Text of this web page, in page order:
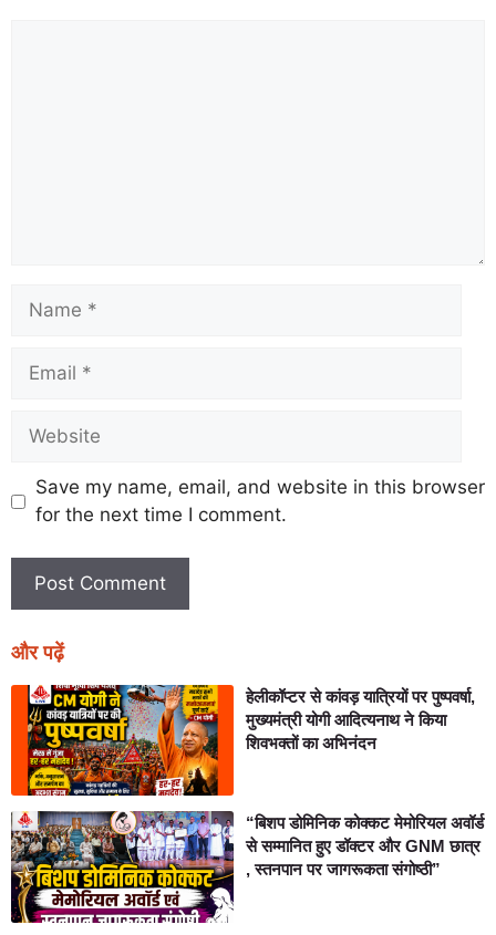
Save my name, email, and website in this browser
for the next time I comment.
और पढ़ें
हेलीकॉप्टर से कांवड़ यात्रियों पर पुष्पवर्षा,
मुख्यमंत्री योगी आदित्यनाथ ने किया
शिवभक्तों का अभिनंदन
“बिशप डोमिनिक कोक्कट मेमोरियल अवॉर्ड
से सम्मानित हुए डॉक्टर और GNM छात्र
, स्तनपान पर जागरूकता संगोष्ठी”